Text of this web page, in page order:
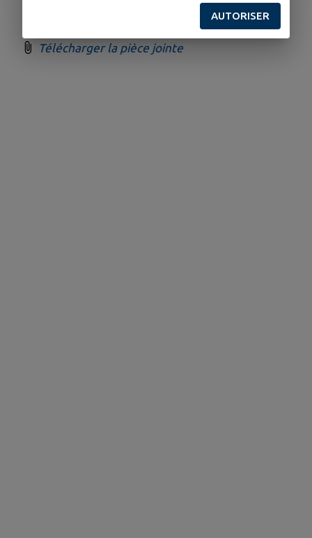
ou au 03.89.25.09.04.
Télécharger la pièce jointe
AUTORISER